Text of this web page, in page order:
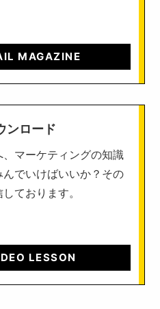
MAGAZINE
ンロード
、マーケティングの知識
でいけばいいか？その
ております。
LESSON